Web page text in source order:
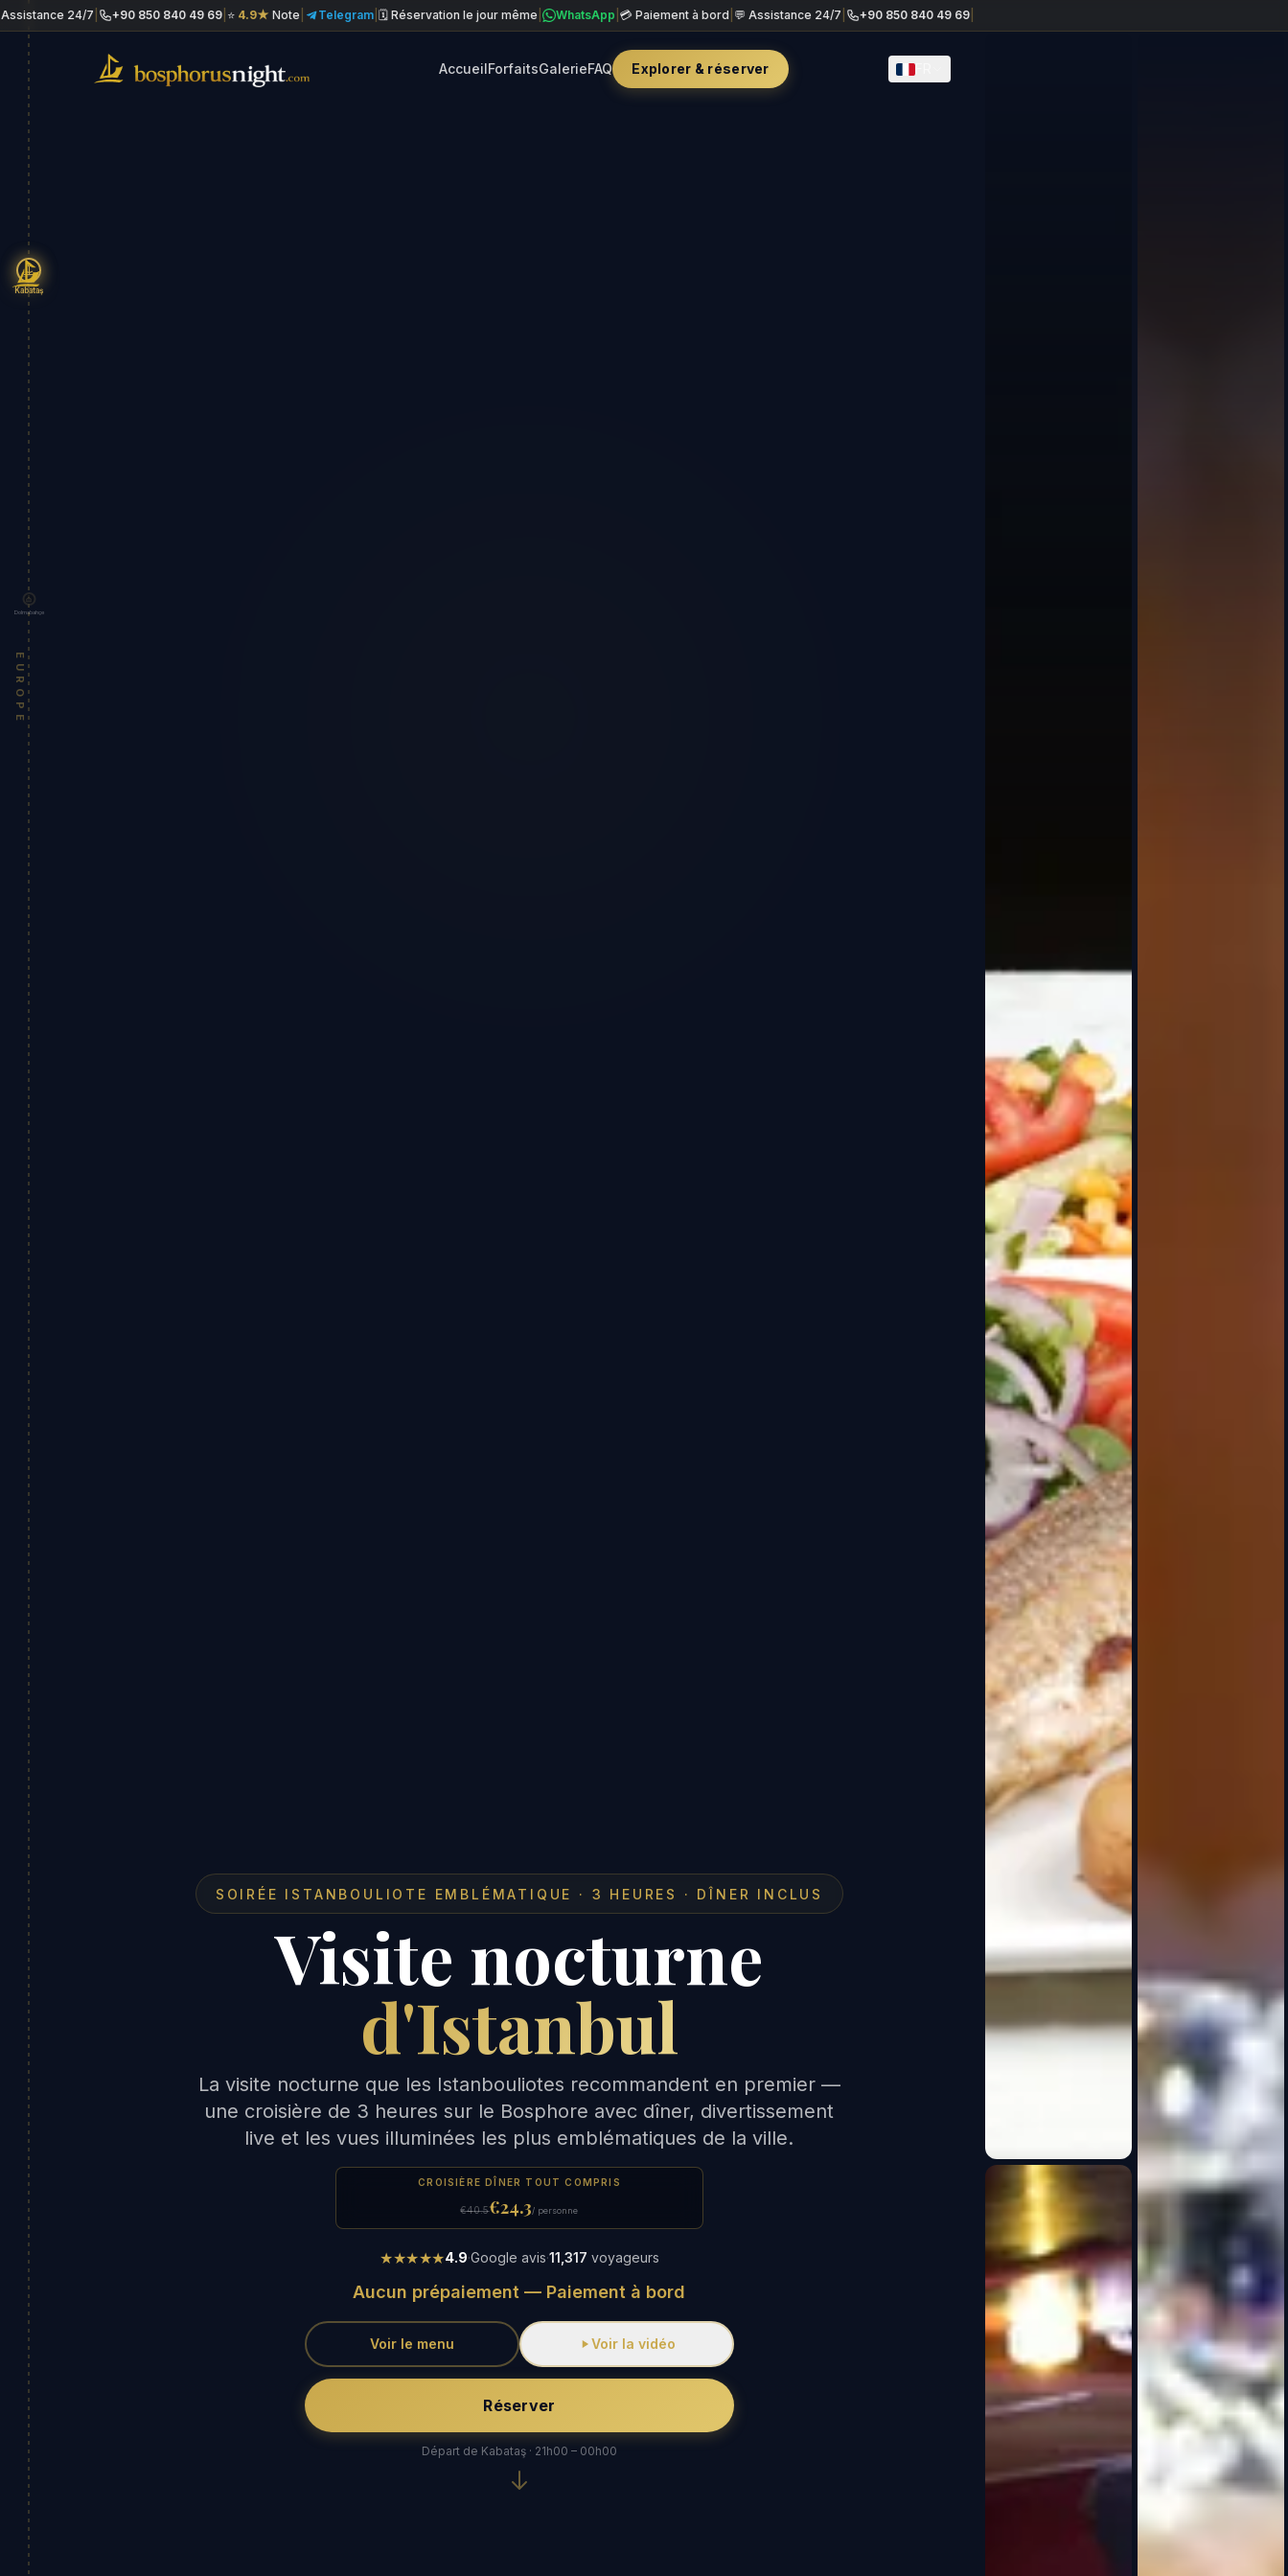
Kabataş
Dolmabahçe
EUROPE
24/7| +90 850 840 49 69 |⭐4.9★ Note | Telegram|🗓 Réservation le jour même | WhatsApp|💳 Paiement à bord|💬 Assistance 24/7| +90 850 840 49 69 |
AccueilForfaitsGalerieFAQ Explorer & réserver FR
SOIRÉE ISTANBOULIOTE EMBLÉMATIQUE · 3 HEURES · DÎNER INCLUS
Visite nocturne
d'Istanbul
La visite nocturne que les Istanbouliotes recommandent en premier —
une croisière de 3 heures sur le Bosphore avec dîner, divertissement
live et les vues illuminées les plus emblématiques de la ville.
CROISIÈRE DÎNER TOUT COMPRIS
€40.5€24.3/ personne
★★★★★4.9·Google avis·11,317 voyageurs
Aucun prépaiement — Paiement à bord
Voir le menu Voir la vidéo
Réserver
Départ de Kabataş · 21h00 – 00h00